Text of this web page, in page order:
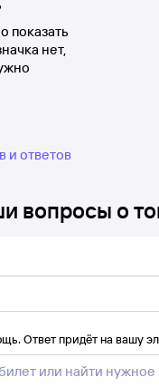
показать
нет,
и ответов
вопросы о
Ответ придёт на вашу